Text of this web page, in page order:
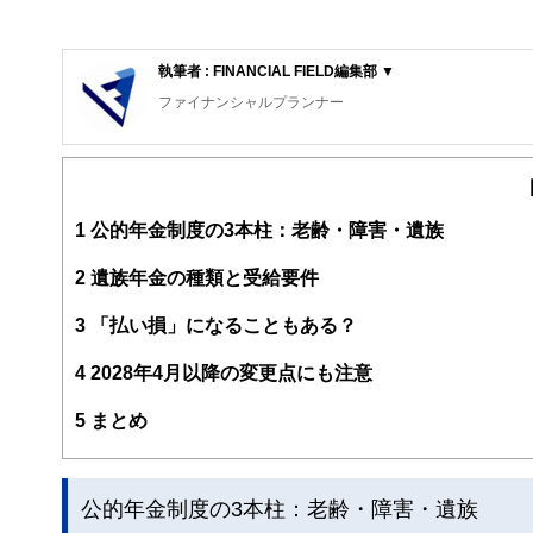
執筆者 : FINANCIAL FIELD編集部 ▼
ファイナンシャルプランナー
FinancialField編集部は、金融、経済に関する記事を、日
案から記事掲載まですべての工程に関わることで、読者目
FinancialFieldの特徴は、ファイナンシャルプランナー、
ー、公認会計士、社会保険労務士、行政書士、投資アナ
と、読み応えのあるコンテンツと確かな情報発信を実現し
1 公的年金制度の3本柱：老齢・障害・遺族
2 遺族年金の種類と受給要件
3 「払い損」になることもある？
4 2028年4月以降の変更点にも注意
5 まとめ
公的年金制度の3本柱：老齢・障害・遺族